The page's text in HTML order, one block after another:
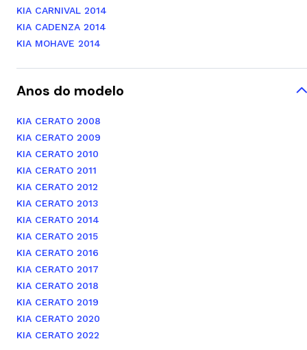
KIA CARNIVAL 2014
KIA CADENZA 2014
KIA MOHAVE 2014
Anos do modelo
KIA CERATO 2008
KIA CERATO 2009
KIA CERATO 2010
KIA CERATO 2011
KIA CERATO 2012
KIA CERATO 2013
KIA CERATO 2014
KIA CERATO 2015
KIA CERATO 2016
KIA CERATO 2017
KIA CERATO 2018
KIA CERATO 2019
KIA CERATO 2020
KIA CERATO 2022